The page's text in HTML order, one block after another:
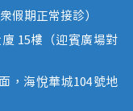
假期正常接診）
15樓（迎賓廣場對
，海悅華城104號地